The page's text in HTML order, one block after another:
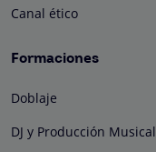
Canal ético
Formaciones
Doblaje
DJ y Producción Musical